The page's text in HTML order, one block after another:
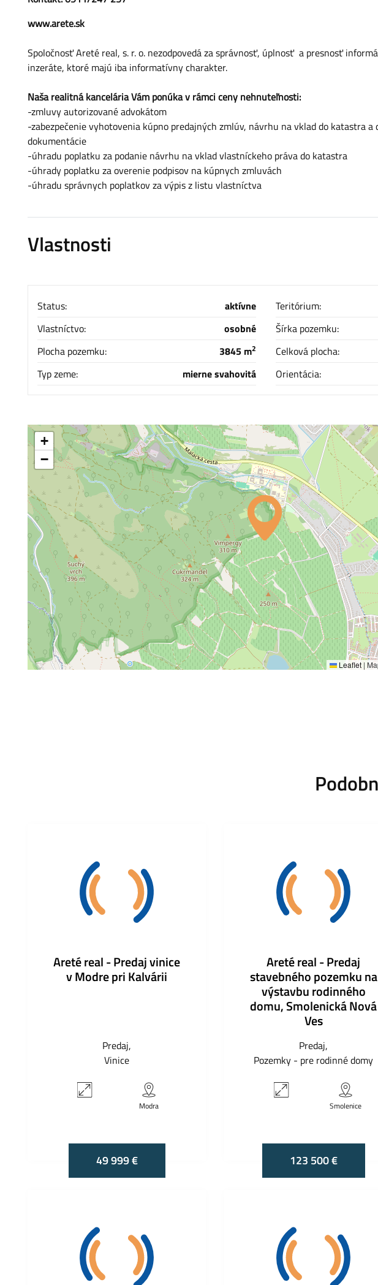
www.arete.sk
Spoločnosť Areté real, s. r. o. nezodpovedá za správnosť, úplnosť a presnosť
inzeráte, ktoré majú iba informatívny charakter.
Naša realitná kancelária Vám ponúka v rámci ceny nehnuteľnosti:
-zmluvy autorizované advokátom
-zabezpečenie vyhotovenia kúpno predajných zmlúv, návrhu na vklad do katastra
dokumentácie
-úhradu poplatku za podanie návrhu na vklad vlastníckeho práva do katastra
-úhrady poplatku za overenie podpisov na kúpnych zmluvách
-úhradu správnych poplatkov za výpis z listu vlastníctva
Vlastnosti
Status:
aktívne
Vlastníctvo:
osobné
Plocha pozemku:
3845 m2
Typ zeme: mierne svahovitá
Teritórium:
Šírka pozemku:
Celková plocha:
Orientácia:
+
−
Leaflet |
Areté real - Predaj vinice
v Modre pri Kalvárii
Predaj
Vinice
Modra
49 999 €
Areté real - Predaj
stavebného pozemku na
výstavbu rodinného
domu, Smolenická Nová
Ves
Predaj
Pozemky - pre rodinné domy
Smolenice
123 500 €